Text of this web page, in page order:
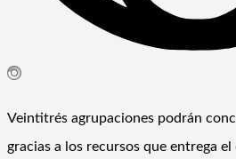
Veintitrés agrupaciones podrán
gracias a los recursos que entrega